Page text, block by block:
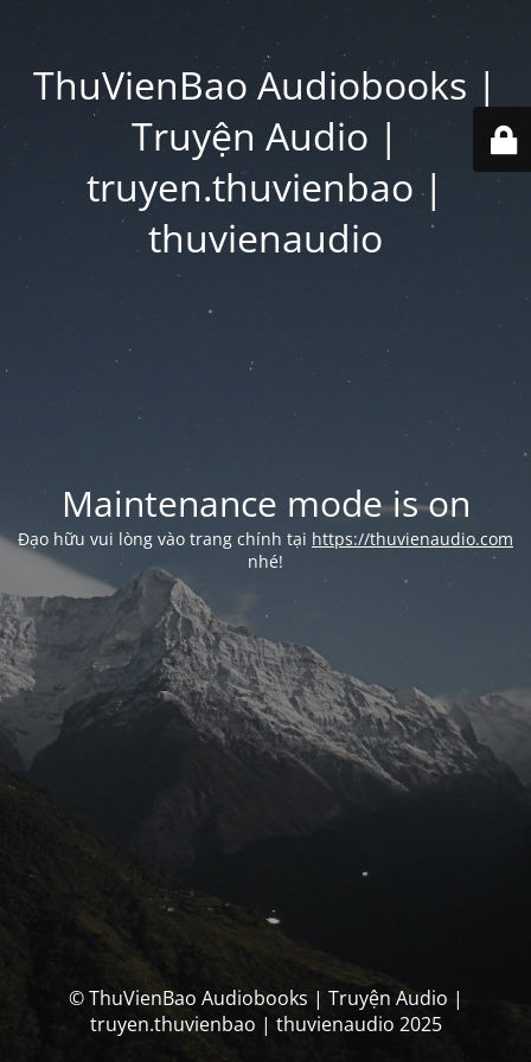
ThuVienBao Audiobooks |
Truyện Audio |
truyen.thuvienbao |
thuvienaudio
Maintenance mode is on
Đạo hữu vui lòng vào trang chính tại https://thuvienaudio.com
nhé!
© ThuVienBao Audiobooks | Truyện Audio |
truyen.thuvienbao | thuvienaudio 2025